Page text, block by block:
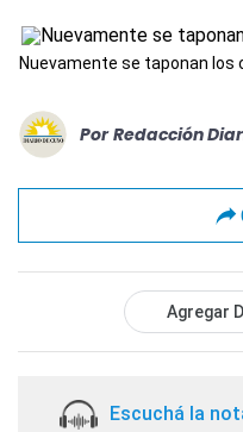
Nuevamente se taponan los
Por Redacción
Agregar
Escuchá la